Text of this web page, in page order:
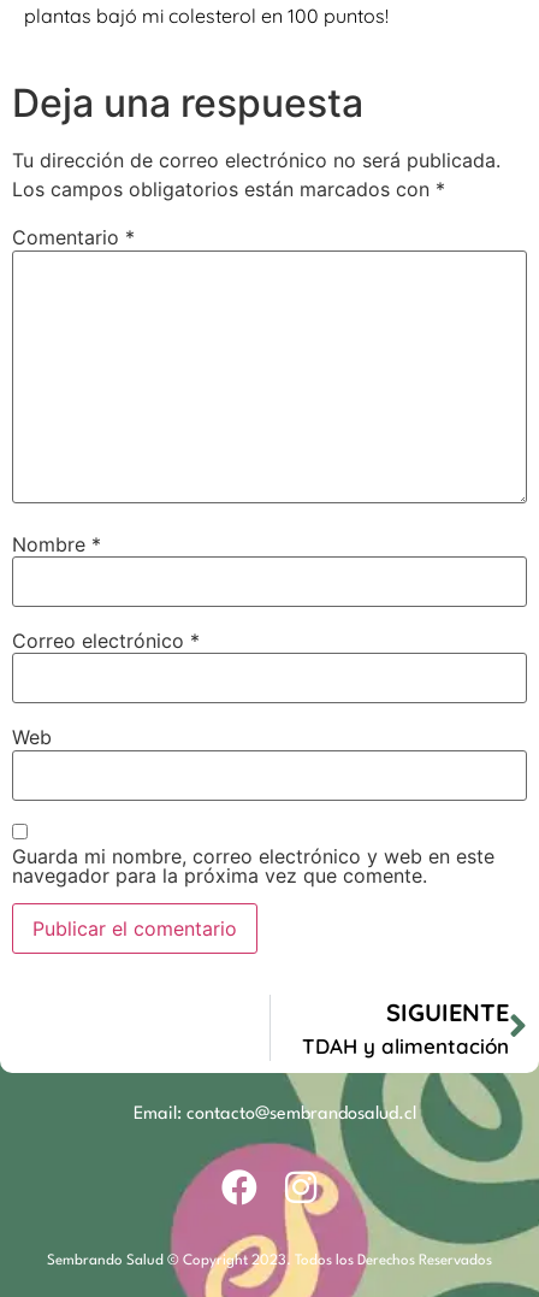
plantas bajó mi colesterol en 100 puntos!
Deja una respuesta
Tu dirección de correo electrónico no será publicada.
Los campos obligatorios están marcados con *
Comentario *
Nombre *
Correo electrónico *
Web
Guarda mi nombre, correo electrónico y web en este
navegador para la próxima vez que comente.
SIGUIENTE
TDAH y alimentación
Email: contacto@sembrandosalud.cl
Sembrando Salud © Copyright 2023. Todos los Derechos Reservados